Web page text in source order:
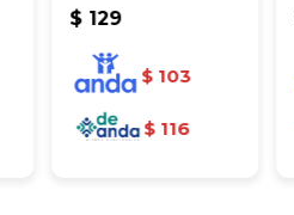
$ 129
$ 103
$ 116